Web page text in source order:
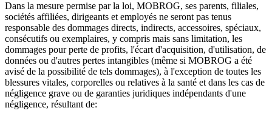
Dans la mesure permise par la loi, MOBROG, ses parents, filiales,
sociétés affiliées, dirigeants et employés ne seront pas tenus
responsable des dommages directs, indirects, accessoires, spéciaux,
consécutifs ou exemplaires, y compris mais sans limitation, les
dommages pour perte de profits, l'écart d'acquisition, d'utilisation, de
données ou d'autres pertes intangibles (même si MOBROG a été
avisé de la possibilité de tels dommages), à l'exception de toutes les
blessures vitales, corporelles ou relatives à la santé et dans les cas de
négligence grave ou de garanties juridiques indépendants d'une
négligence, résultant de: